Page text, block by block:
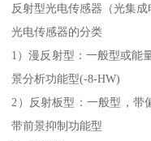
反射型光电传感器（光集成
光电传感器的分类
1）漫反射型：一般型或能
景分析功能型(-8-HW)
2）反射板型：一般型，带
带前景抑制功能型